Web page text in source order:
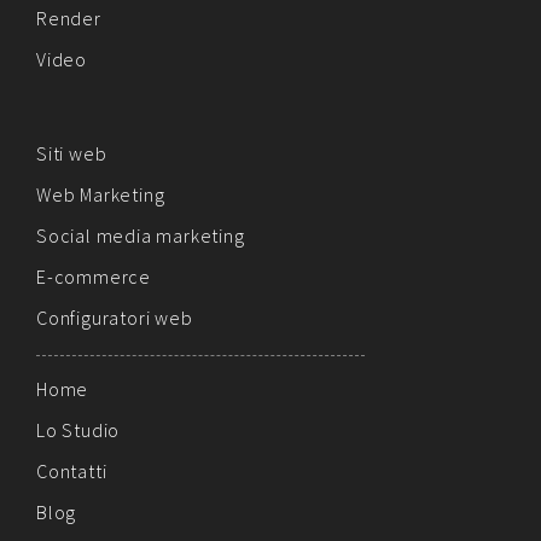
Render
Video
Siti web
Web Marketing
Social media marketing
E-commerce
Configuratori web
Home
Lo Studio
Contatti
Blog